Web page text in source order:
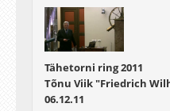
Tähetorni ring 2011
Tõnu Viik "Friedrich
06.12.11